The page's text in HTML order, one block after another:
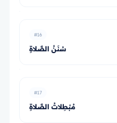
#16
سُنَنُ الصَّلاةِ
#17
مُبْطِلاتُ الصَّلاةِ